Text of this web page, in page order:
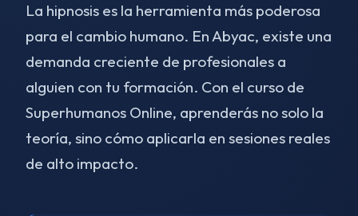
La hipnosis es la herramienta más poderosa
para el cambio humano. En Abyac, existe una
demanda creciente de profesionales a
alguien con tu formación. Con el curso de
Superhumanos Online, aprenderás no solo la
teoría, sino cómo aplicarla en sesiones reales
de alto impacto.